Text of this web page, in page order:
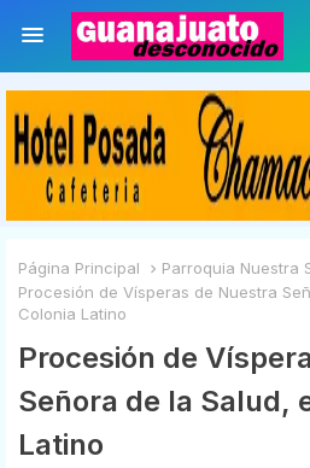
Página Principal
Parroquia Nuestra
Procesión de Vísperas de Nuestra
Colonia Latino
Procesión de
Señora de la Salud,
Latino